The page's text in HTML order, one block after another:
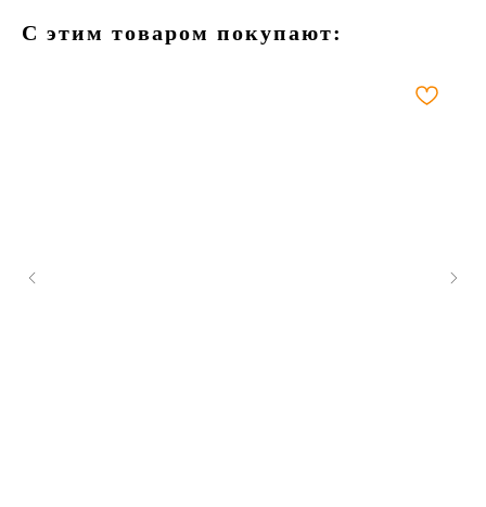
С этим товаром покупают: